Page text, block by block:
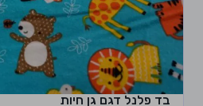
בד פלנל דגם גן חיות